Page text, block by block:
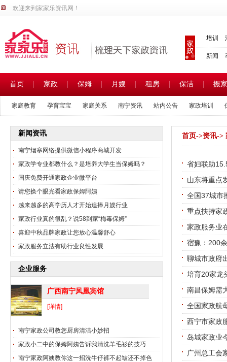
欢迎来到家家乐资讯网！
培训
新闻
首页 家政 保姆 月嫂 租房 保洁 搬
家庭教育 孕育宝宝 家庭关系 南宁资讯 站内公告 家政培训
家政热点 家政新闻 家政市场
新闻资讯
南宁烟寒网络提供微信小程序商城开发
家政学专业都教什么？是培养大学生当保姆吗？
国庆免费开通家政企业微平台
请您换个眼光看家政保姆阿姨
越来越多的高学历人才开始追捧月嫂行业
家政行业真的很乱？说58到家“梅毒保姆”
喜迎中秋品牌家政让您放心温馨舒心
家政服务立法有助行业良性发展
企业服务
广西南宁凤凰宾馆
[详情]
南宁家政公司教您厨房清洁小妙招
家政小二中的保姆阿姨告诉我清洗羊毛衫的技巧
南宁家政阿姨教你这一招洗牛仔裤不起皱还不掉色
首页->资讯->
省妇联助
山东将重点
全国37城市
重点扶持家
家政服务业
宿豫：200
聊城市政府
培育20家龙
南昌保姆需
全国家政航
西宁市家政
岛城家政业
广州总工会